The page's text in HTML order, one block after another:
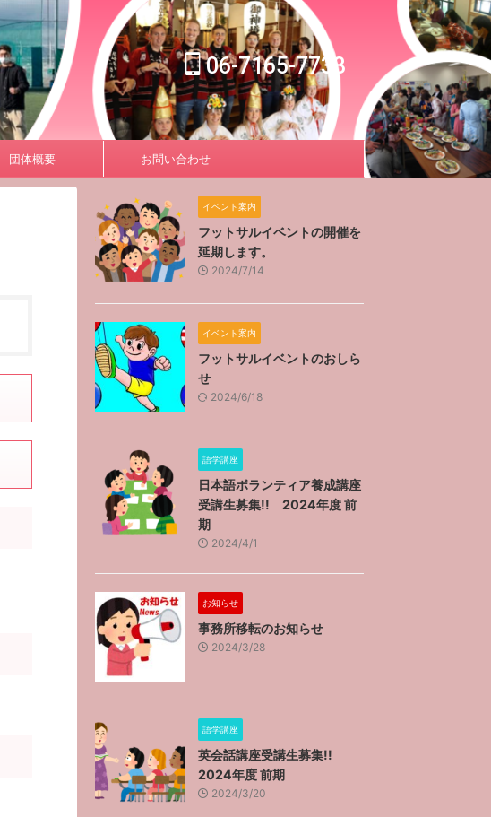
06-7165-7733
団体概要 お問い合わせ
イベント案内
フットサルイベントの開催を
延期します。
2024/7/14
イベント案内
フットサルイベントのおしら
せ
2024/6/18
語学講座
日本語ボランティア養成講座
受講生募集!! 2024年度 前
期
2024/4/1
お知らせ
事務所移転のお知らせ
2024/3/28
語学講座
英会話講座受講生募集!!
2024年度 前期
2024/3/20